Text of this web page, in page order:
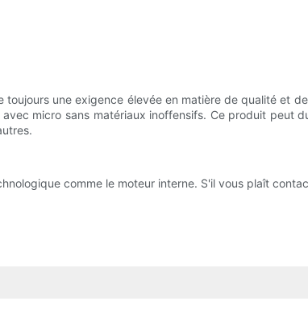
une exigence élevée en matière de qualité et
micro sans matériaux inoffensifs. Ce produit peut
comme le moteur interne. S'il vous plaît